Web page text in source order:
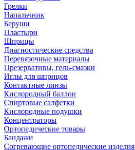
Грелки
Напальчник
Беруши
Пластыри
Шприцы
Диагностические средства
Перевязочные материалы
Презервативы, гель-смазки
Иглы для шприцов
Контактные линзы
Кислородный баллон
Спиртовые салфетки
Кислородные подушки
Концентраторы
Ортопедические товары
Бандажи
Согревающие ортопедические изделия